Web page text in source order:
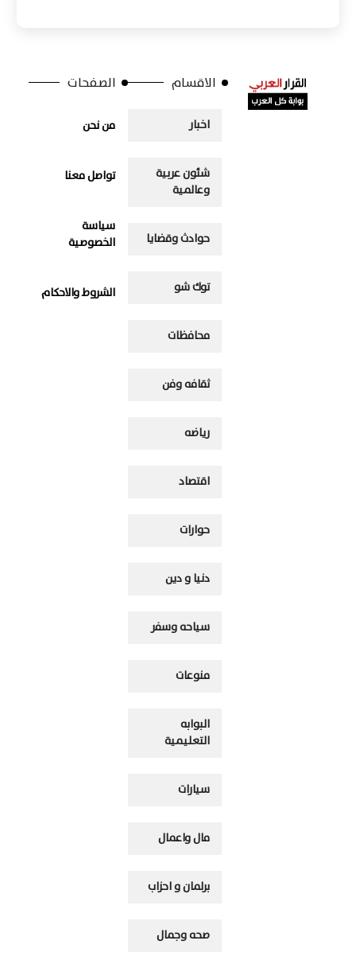
الاقسام
اخبار
شئون عربية
وعالمية
حوادث وقضايا
توك شو
محافظات
ثقافه وفن
رياضه
اقتصاد
حوارات
دنيا و دين
سياحه وسفر
منوعات
البوابه
التعليمية
سيارات
مال واعمال
برلمان و احزاب
صحه وجمال
الصفحات
من نحن
تواصل معنا
سياسة
الخصوصية
الشروط والاحكام